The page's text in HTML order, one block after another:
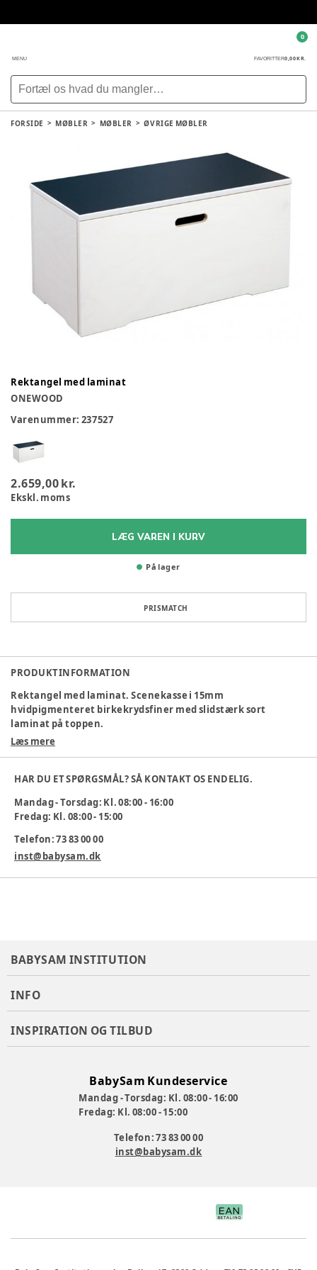
MENU FAVORITTER0,00 KR.
0
FORSIDE MØBLER MØBLER ØVRIGE MØBLER
Rektangel med laminat
ONEWOOD
Varenummer: 237527
2.659,00 kr.
Ekskl. moms
LÆG VAREN I KURV
På lager
PRISMATCH
PRODUKTINFORMATION
Rektangel med laminat. Scenekasse i 15mm
hvidpigmenteret birkekrydsfiner med slidstærk sort
laminat på toppen.
Scenesortiment giver børnene mulighed for at udfolde sig
gennem optrædener. Scenesortimentet indbyder samtidig
også til rolleleg og samvær, hvilket udvikler deres sociale
rammer til dette.
Vægt 8 kg.
Varenummer:237527
Læs mere
HAR DU ET SPØRGSMÅL? SÅ KONTAKT OS ENDELIG.
Mandag - Torsdag: Kl. 08:00 - 16:00
Fredag: Kl. 08:00 - 15:00
Telefon: 73 83 00 00
inst@babysam.dk
BABYSAM INSTITUTION
INFO
INSPIRATION OG TILBUD
BabySam Kundeservice
Mandag - Torsdag: Kl. 08:00 - 16:00
Fredag: Kl. 08:00 - 15:00
Telefon: 73 83 00 00
inst@babysam.dk